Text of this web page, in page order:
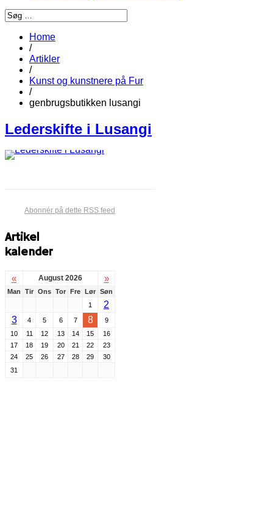
Home
/
Artikler
/
Kunst og kunstnere på Fur
/
genbrugsbutikken lusangi
Lederskifte i Lusangi​
Abonnér på dette RSS feed
Artikel
kalender
« August 2026 »
Man Tir Ons Tor Fre Lør Søn
1
2
3
4 5 6 7 8
9
10
11 12 13 14 15
16
17
18 19 20 21 22
23
24
25 26 27 28 29
30
31